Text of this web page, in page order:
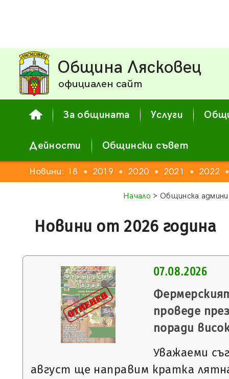
Община Лясковец
официален сайт
За общината Услуги
Дейности Общински съвет
Новини:
2017 ● 2018 ● 2019 ● 2020 ● 2021 ● 2022 ●
Начало > Общинска
Новини от 2026 година
07.08.2026
проведе
поради
Уважаеми
август ще направим кратка